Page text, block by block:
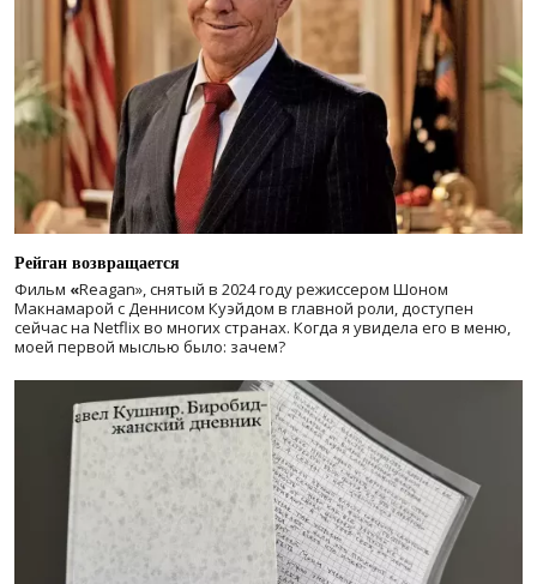
Рейган возвращается
Фильм «Reagan», снятый в 2024 годурежиссером Шоном
Макнамарой с Деннисом Куэйдом в главной роли, доступен
сейчас на Netflix во многих странах. Когда я увидела его в меню,
моей первой мыслью было: зачем?